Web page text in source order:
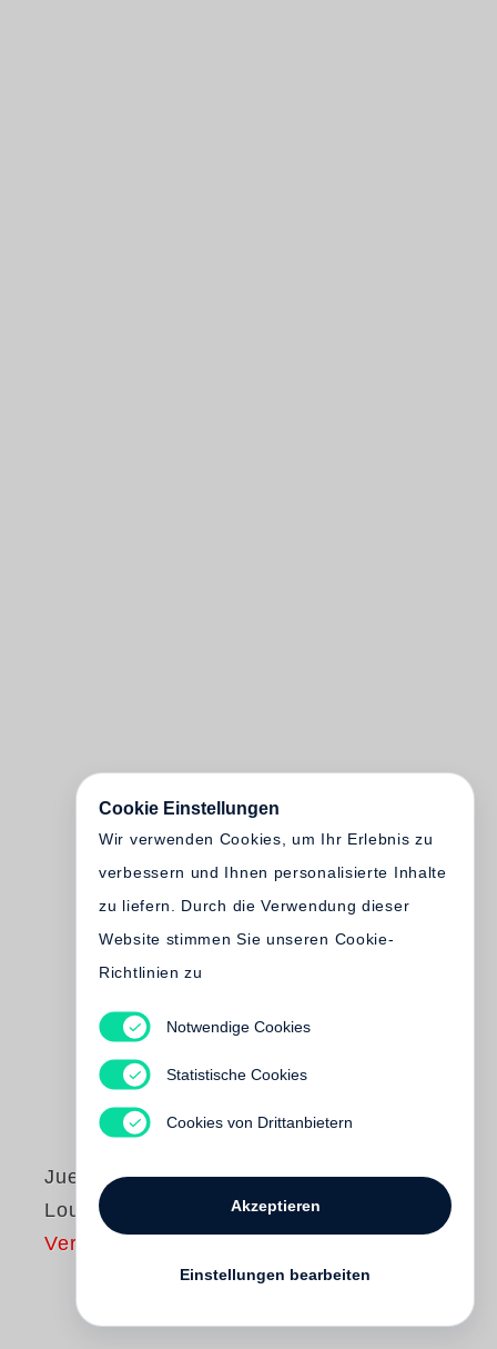
Juergen Teller
Louis XV
Vergriffen
Cookie Einstellungen
Wir verwenden Cookies, um Ihr Erlebnis zu
verbessern und Ihnen personalisierte Inhalte
zu liefern. Durch die Verwendung dieser
Website stimmen Sie unseren Cookie-
Richtlinien zu
Notwendige Cookies
Statistische Cookies
Cookies von Drittanbietern
Akzeptieren
Einstellungen bearbeiten